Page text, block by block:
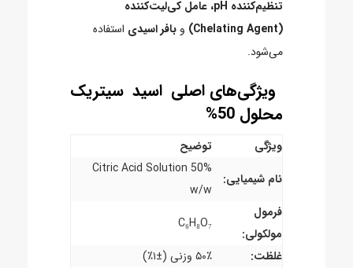
تنظیم‌کننده pH، عامل کی‌لیت‌کننده
(Chelating Agent)
و بافر اسیدی استفاده
می‌شود.
ویژگی‌های اصلی اسید سیتریک
محلول 50%
ویژگی
توضیح
نام شیمیایی:
Citric Acid Solution 50%
w/w
فرمول
مولکولی:
C₆H₈O₇
غلظت:
۵۰٪ وزنی (±۱٪)